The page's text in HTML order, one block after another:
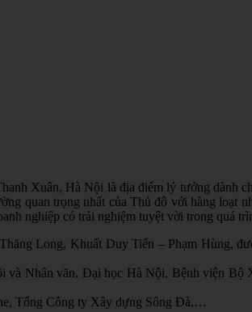
Xuân, Hà Nội là địa điểm lý tưởng dành
quan trọng nhất của Thủ đô với hàng loạt
nghiệp có trải nghiệm tuyệt vời trong quá
Long, Khuất Duy Tiến – Phạm Hùng,
và Nhân văn, Đại học Hà Nội, Bệnh viện Bộ
Tổng Công ty Xây dựng Sông Đà,…